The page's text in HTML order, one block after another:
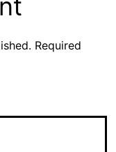
Required